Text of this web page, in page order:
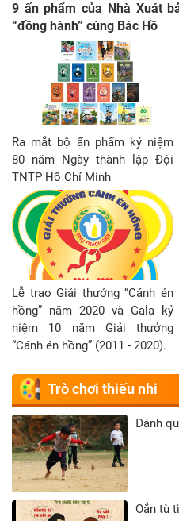
9 ấn phẩm của Nhà Xuát
“đồng hành” cùng Bác Hồ
Ra mắt bộ ấn phấm kỷ niệm
80 năm Ngày thành lập Đội
TNTP Hồ Chí Minh
Lễ trao Giải thưởng “Cánh én
hồng” năm 2020 và Gala kỷ
niệm 10 năm Giải thưởng
“Cánh én hồng” (2011 - 2020).
Trò chơi thiếu nhi
Đánh
Oẳn tù tì